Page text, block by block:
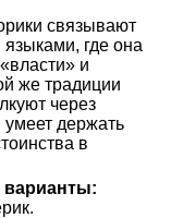
связывают
где она
и
же традиции
через
умеет держать
в
варианты: